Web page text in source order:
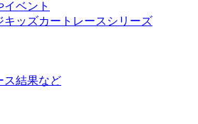
ベント
キッズカートレースシリーズ
ス結果など